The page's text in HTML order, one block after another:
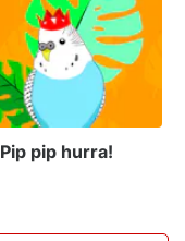
Pip pip hurra!